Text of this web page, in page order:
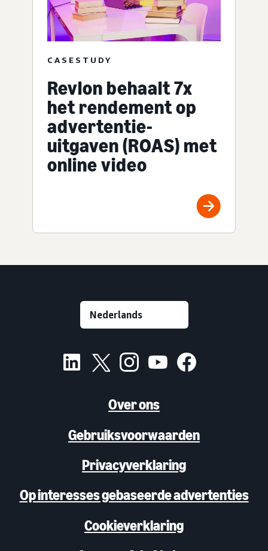
CASESTUDY
Revlon behaalt 7x
het rendement op
advertentie-
uitgaven (ROAS) met
online video
Over ons
Gebruiksvoorwaarden
Privacyverklaring
Op interesses gebaseerde advertenties
Cookieverklaring